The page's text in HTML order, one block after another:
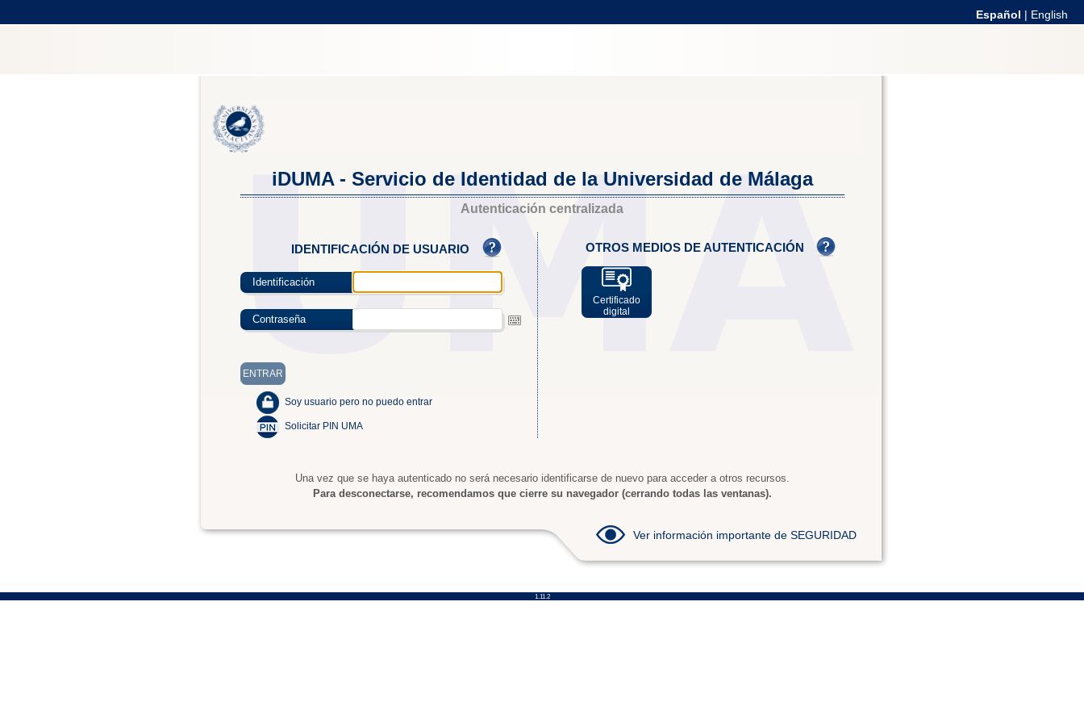
Español | English
iDUMA - Servicio de Identidad de la Universidad de Málaga
Autenticación centralizada
IDENTIFICACIÓN DE USUARIO
Identificación
Contraseña
Soy usuario pero no puedo entrar
Solicitar PIN UMA
OTROS MEDIOS DE AUTENTICACIÓN
Certificado
digital
Una vez que se haya autenticado no será necesario identificarse de nuevo para acceder a otros recursos.
Para desconectarse, recomendamos que cierre su navegador (cerrando todas las ventanas).
Ver información importante de SEGURIDAD
1.11.2